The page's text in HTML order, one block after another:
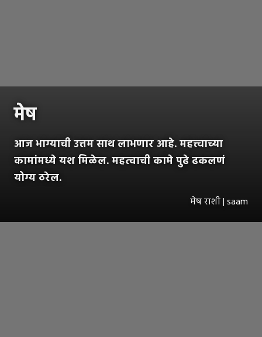
मेष
आज भाग्याची उत्तम साथ लाभणार आहे. महत्त्वाच्या
कामांमध्ये यश मिळेल. महत्वाची कामे पुढे ढकलणं
योग्य ठरेल.
मेष राशी | saam